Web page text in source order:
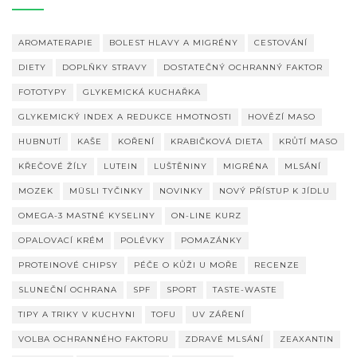
AROMATERAPIE BOLEST HLAVY A MIGRÉNY CESTOVÁNÍ
DIETY DOPLŇKY STRAVY DOSTATEČNÝ OCHRANNÝ FAKTOR
FOTOTYPY GLYKEMICKÁ KUCHAŘKA
GLYKEMICKÝ INDEX A REDUKCE HMOTNOSTI HOVĚZÍ MASO
HUBNUTÍ KAŠE KOŘENÍ KRABIČKOVÁ DIETA KRŮTÍ MASO
KŘEČOVÉ ŽÍLY LUTEIN LUŠTĚNINY MIGRÉNA MLSÁNÍ
MOZEK MÜSLI TYČINKY NOVINKY NOVÝ PŘÍSTUP K JÍDLU
OMEGA-3 MASTNÉ KYSELINY ON-LINE KURZ
OPALOVACÍ KRÉM POLÉVKY POMAZÁNKY
PROTEINOVÉ CHIPSY PÉČE O KŮŽI U MOŘE RECENZE
SLUNEČNÍ OCHRANA SPF SPORT TASTE-WASTE
TIPY A TRIKY V KUCHYNI TOFU UV ZÁŘENÍ
VOLBA OCHRANNÉHO FAKTORU ZDRAVÉ MLSÁNÍ ZEAXANTIN